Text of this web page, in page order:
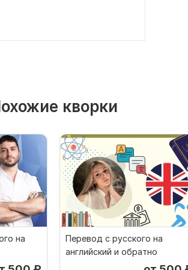
кворки
на
Перевод с русского на
английский и обратно